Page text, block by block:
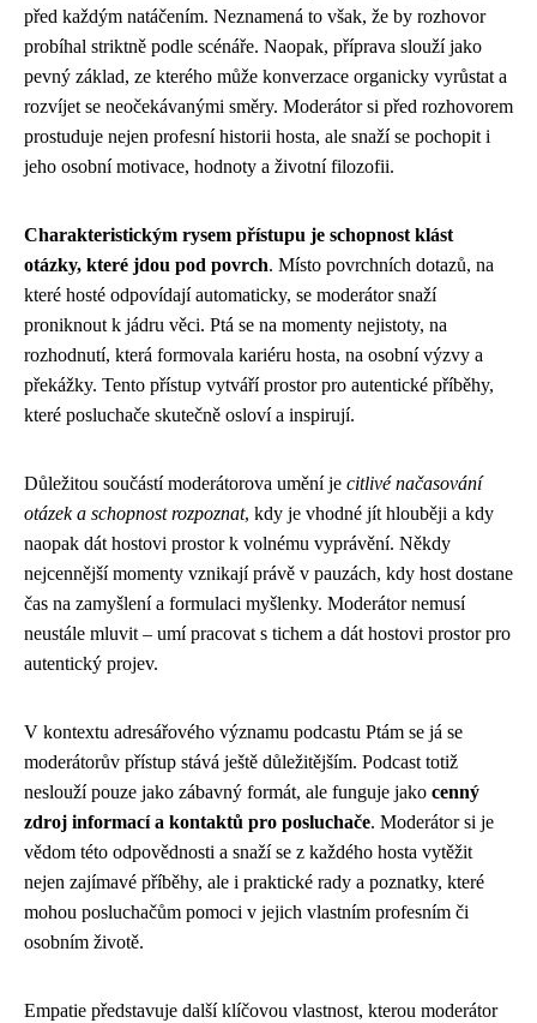
před každým natáčením. Neznamená to však, že by rozhovor
probíhal striktně podle scénáře. Naopak, příprava slouží jako
pevný základ, ze kterého může konverzace organicky vyrůstat a
rozvíjet se neočekávanými směry. Moderátor si před rozhovorem
prostuduje nejen profesní historii hosta, ale snaží se pochopit i
jeho osobní motivace, hodnoty a životní filozofii.
Charakteristickým rysem přístupu je schopnost klást
otázky, které jdou pod povrch. Místo povrchních dotazů, na
které hosté odpovídají automaticky, se moderátor snaží
proniknout k jádru věci. Ptá se na momenty nejistoty, na
rozhodnutí, která formovala kariéru hosta, na osobní výzvy a
překážky. Tento přístup vytváří prostor pro autentické příběhy,
které posluchače skutečně osloví a inspirují.
Důležitou součástí moderátorova umění je citlivé načasování
otázek a schopnost rozpoznat, kdy je vhodné jít hlouběji a kdy
naopak dát hostovi prostor k volnému vyprávění. Někdy
nejcennější momenty vznikají právě v pauzách, kdy host dostane
čas na zamyšlení a formulaci myšlenky. Moderátor nemusí
neustále mluvit – umí pracovat s tichem a dát hostovi prostor pro
autentický projev.
V kontextu adresářového významu podcastu Ptám se já se
moderátorův přístup stává ještě důležitějším. Podcast totiž
neslouží pouze jako zábavný formát, ale funguje jako cenný
zdroj informací a kontaktů pro posluchače. Moderátor si je
vědom této odpovědnosti a snaží se z každého hosta vytěžit
nejen zajímavé příběhy, ale i praktické rady a poznatky, které
mohou posluchačům pomoci v jejich vlastním profesním či
osobním životě.
Empatie představuje další klíčovou vlastnost, kterou moderátor